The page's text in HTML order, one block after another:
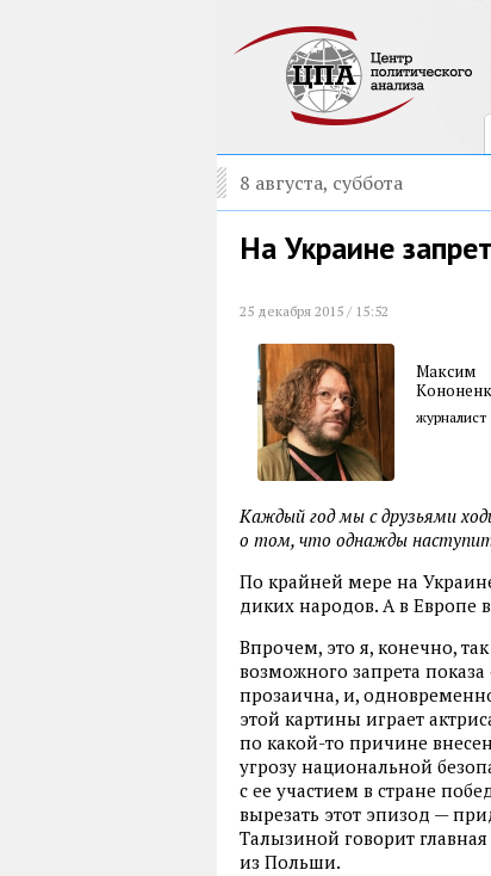
8 августа, суббота
На Украине
25 декабря 2015 / 15:52
Максим
журналист
Каждый год мы с друзьями
о том, что однажды наступит
По крайней мере на
диких народов. А в Европе
Впрочем, это я, конечно,
возможного запрета
прозаична, и,
этой картины играет
по какой-то причине
угрозу национальной
с ее участием в стране
вырезать этот эпизод —
Талызиной говорит
из Польши.